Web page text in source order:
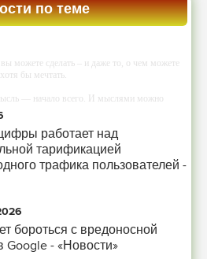
по теме
можете сделать – и даже то, о чем можете
хотя бы мечтать.
— начало всего. И мыслями можно
дело совершенствования: работать над
к мечте. Живите той жизнью, которую
себе придумали.
это ум. Самая большая нищета — глупость.
хорошим советом, это пропустить его мимо
полезен никому, кроме того, кто его дал.
и очень не люблю, когда их дают мне.
работает над
тарификацией
трафика пользователей -
бороться с вредоносной
Google - «Новости»